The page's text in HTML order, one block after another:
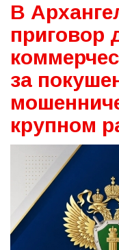
В
приговор
за
крупном